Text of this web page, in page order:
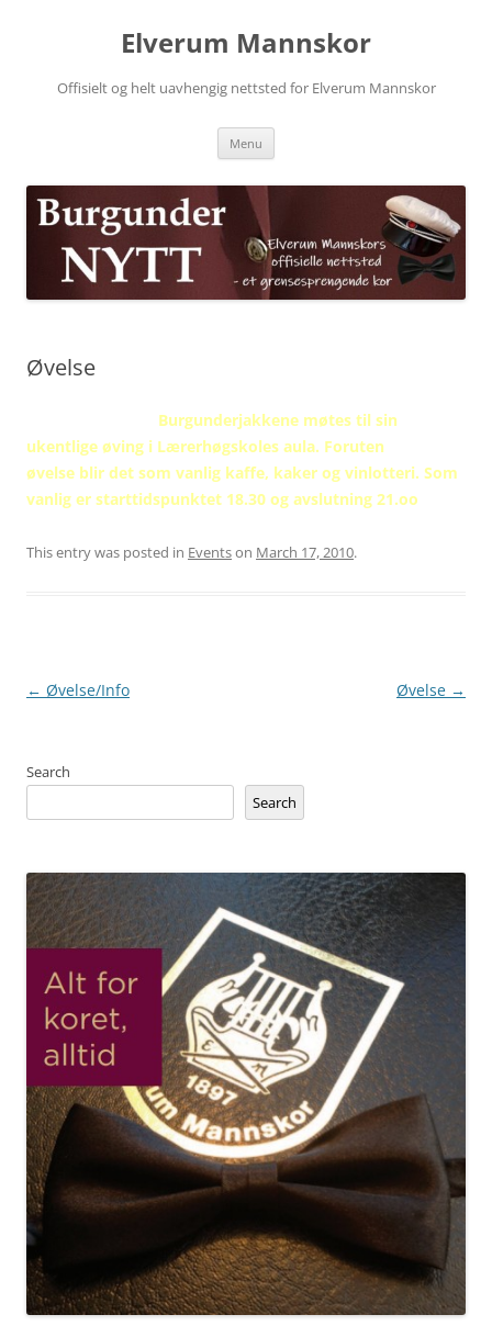
Elverum Mannskor
Offisielt og helt uavhengig nettsted for Elverum Mannskor
Menu
Øvelse
Burgunderjakkene møtes til sin
ukentlige øving i Lærerhøgskoles aula. Foruten
øvelse blir det som vanlig kaffe, kaker og vinlotteri. Som
vanlig er starttidspunktet 18.30 og avslutning 21.oo
This entry was posted in Eventson March 17, 2010.
Post
← Øvelse/Info Øvelse →
Search
Search